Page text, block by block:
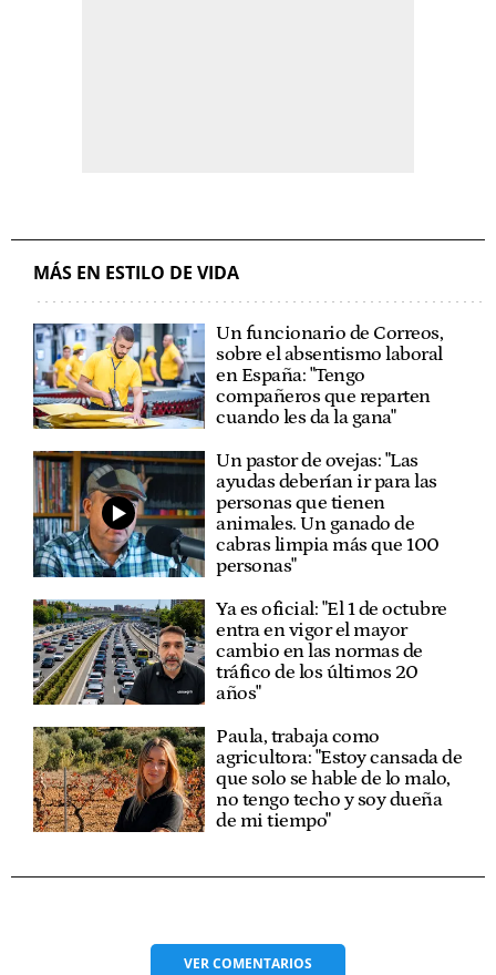
MÁS EN ESTILO DE VIDA
Un funcionario de Correos,
sobre el absentismo laboral
en España: "Tengo
compañeros que reparten
cuando les da la gana"
Un pastor de ovejas: "Las
ayudas deberían ir para las
personas que tienen
animales. Un ganado de
cabras limpia más que 100
personas"
Ya es oficial: "El 1 de octubre
entra en vigor el mayor
cambio en las normas de
tráfico de los últimos 20
años"
Paula, trabaja como
agricultora: "Estoy cansada de
que solo se hable de lo malo,
no tengo techo y soy dueña
de mi tiempo"
VERCOMENTARIOS